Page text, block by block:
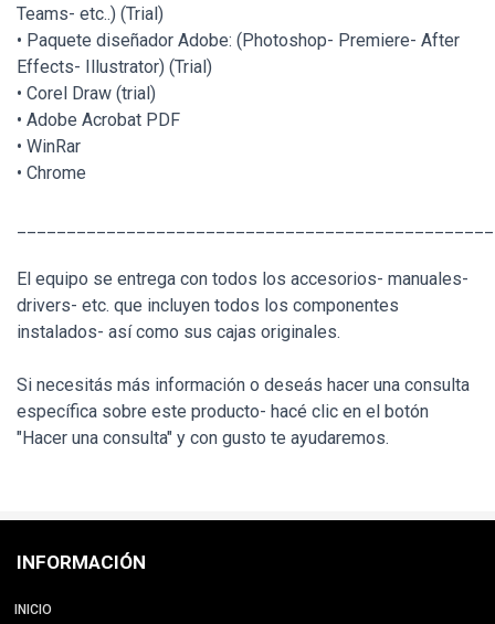
Teams- etc..) (Trial)
• Paquete diseñador Adobe: (Photoshop- Premiere- After
Effects- Illustrator) (Trial)
• Corel Draw (trial)
• Adobe Acrobat PDF
• WinRar
• Chrome
El equipo se entrega con todos los accesorios- manuales-
drivers- etc. que incluyen todos los componentes
instalados- así como sus cajas originales.
Si necesitás más información o deseás hacer una consulta
específica sobre este producto- hacé clic en el botón
"Hacer una consulta" y con gusto te ayudaremos.
INFORMACIÓN
INICIO